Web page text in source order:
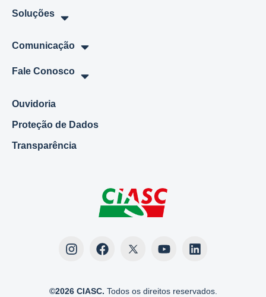
Soluções
Comunicação
Fale Conosco
Ouvidoria
Proteção de Dados
Transparência
©2026 CIASC. Todos os direitos reservados.